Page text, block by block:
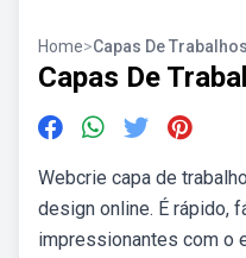
Home>Capas De
Capas De
Webcrie capa de
design online. É rápido,
impressionantes com o